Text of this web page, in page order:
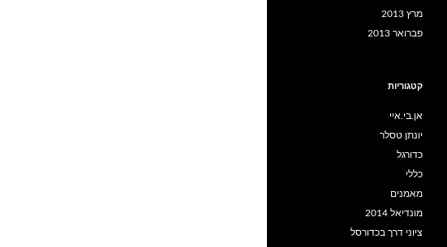
מרץ 2013
פברואר 2013
קטגוריות
אן.בי.איי
יונתן טסלר
כדורגל
כללי
מאמנים
מונדיאל 2014
ציוני דרך בכדורסל